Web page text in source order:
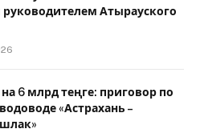
Атырауского
6 млрд теңге: приговор по
«Астрахань –